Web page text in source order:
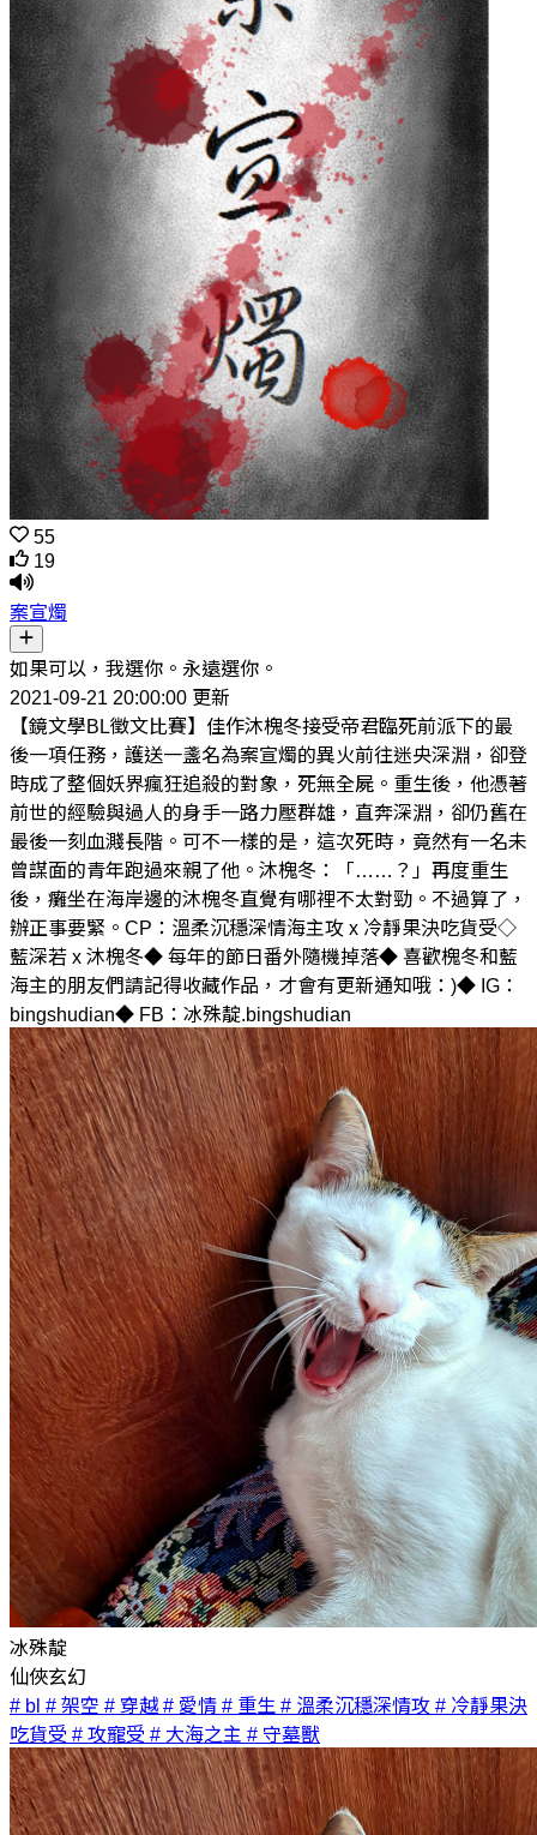
55
19
案宣燭
如果可以，我選你。永遠選你。
2021-09-21 20:00:00 更新
【鏡文學BL徵文比賽】佳作沐槐冬接受帝君臨死前派下的最
後一項任務，護送一盞名為案宣燭的異火前往迷央深淵，卻登
時成了整個妖界瘋狂追殺的對象，死無全屍。重生後，他憑著
前世的經驗與過人的身手一路力壓群雄，直奔深淵，卻仍舊在
最後一刻血濺長階。可不一樣的是，這次死時，竟然有一名未
曾謀面的青年跑過來親了他。沐槐冬：「……？」再度重生
後，癱坐在海岸邊的沐槐冬直覺有哪裡不太對勁。不過算了，
辦正事要緊。CP：溫柔沉穩深情海主攻 x 冷靜果決吃貨受◇
藍深若 x 沐槐冬◆ 每年的節日番外隨機掉落◆ 喜歡槐冬和藍
海主的朋友們請記得收藏作品，才會有更新通知哦：)◆ IG：
bingshudian◆ FB：冰殊靛.bingshudian
冰殊靛
仙俠玄幻
# bl # 架空 # 穿越# 愛情 # 重生 # 溫柔沉穩深情攻 # 冷靜果決
吃貨受 # 攻寵受 # 大海之主 # 守墓獸